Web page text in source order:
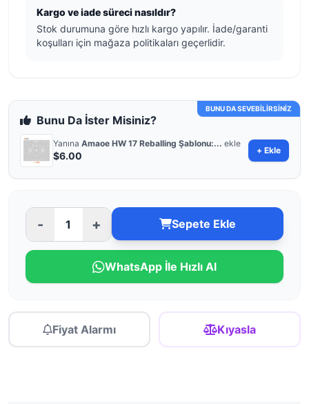
Kargo ve iade süreci nasıldır?
Stok durumuna göre hızlı kargo yapılır. İade/garanti
koşulları için mağaza politikaları geçerlidir.
BUNU DA SEVEBİLİRSİNİZ
Bunu Da İster Misiniz?
Yanına Amaoe HW 17 Reballing Şablonu:... ekle
$6.00 + Ekle
- + Sepete Ekle
WhatsApp İle Hızlı Al
Fiyat Alarmı Kıyasla